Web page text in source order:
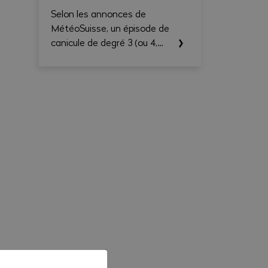
Selon les annonces de
MétéoSuisse, un épisode de
canicule de degré 3 (ou 4,